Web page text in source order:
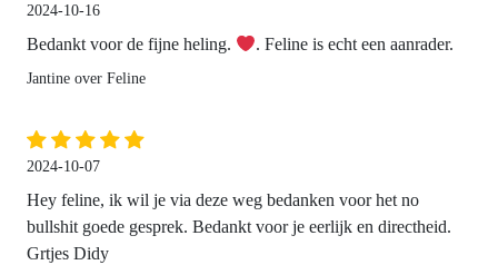
2024-10-16
Bedankt voor de fijne heling. . Feline is echt een aanrader.
Jantine over Feline
2024-10-07
Hey feline, ik wil je via deze weg bedanken voor het no
bullshit goede gesprek. Bedankt voor je eerlijk en directheid.
Grtjes Didy